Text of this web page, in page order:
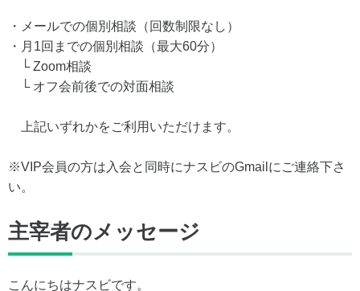
・メールでの個別相談（回数制限なし）
・月1回までの個別相談（最大60分）
└ Zoom相談
└ オフ会前後での対面相談
上記いずれかをご利用いただけます。
※VIP会員の方は入会と同時にナスビのGmailにご連絡下さ
い。
主宰者のメッセージ
こんにちはナスビです。